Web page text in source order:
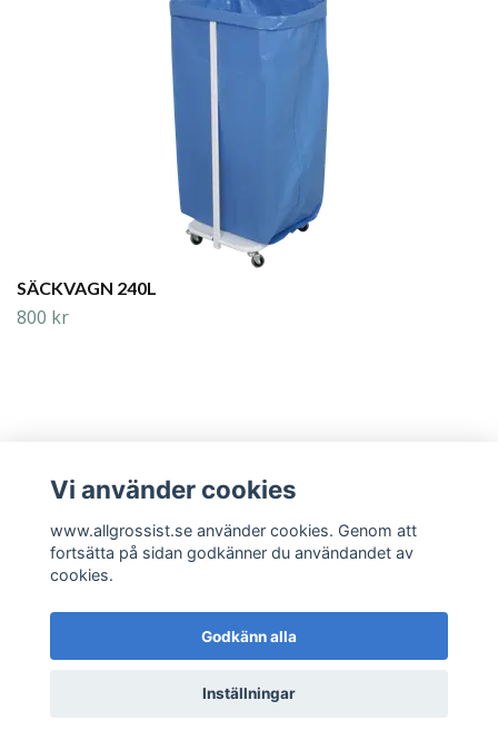
SÄCKVAGN 240L
800 kr
Läs mer
© 2026 www.allgrossist.se
Vi använder cookies
www.allgrossist.se använder cookies. Genom att
fortsätta på sidan godkänner du användandet av
cookies.
Godkänn alla
Inställningar